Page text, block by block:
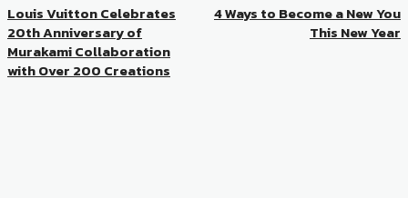
Louis Vuitton Celebrates
20th Anniversary of
Murakami Collaboration
with Over 200 Creations
4 Ways to Become a New You
This New Year